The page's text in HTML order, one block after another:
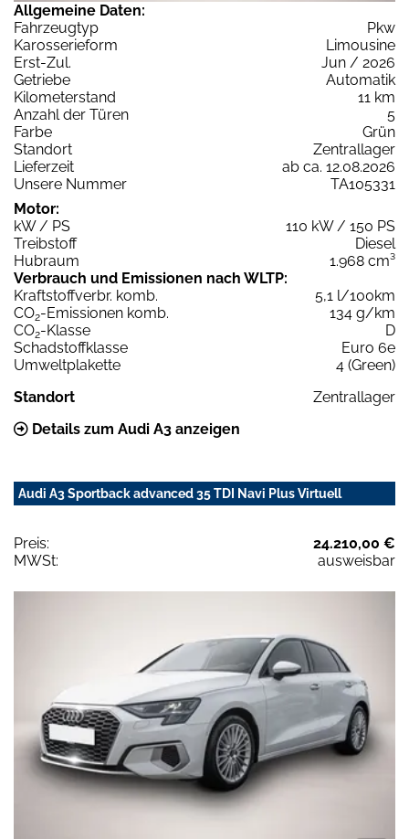
Allgemeine Daten:
Fahrzeugtyp
Pkw
Karosserieform
Limousine
Erst-Zul.
Jun / 2026
Getriebe
Automatik
Kilometerstand
11 km
Anzahl der Türen
5
Farbe
Grün
Standort
Zentrallager
Lieferzeit
ab ca. 12.08.2026
Unsere Nummer
TA105331
Motor:
kW / PS
110 kW / 150 PS
Treibstoff
Diesel
Hubraum
1.968 cm³
Verbrauch und Emissionen nach WLTP:
Kraftstoffverbr. komb.
5,1 l/100km
CO2-Emissionen komb.
134 g/km
CO2-Klasse
D
Schadstoffklasse
Euro 6e
Umweltplakette
4 (Green)
Standort
Zentrallager
Details zum Audi A3 anzeigen
Audi A3 Sportback advanced 35 TDI Navi Plus Virtuell
Preis:
24.210,00 €
MWSt:
ausweisbar